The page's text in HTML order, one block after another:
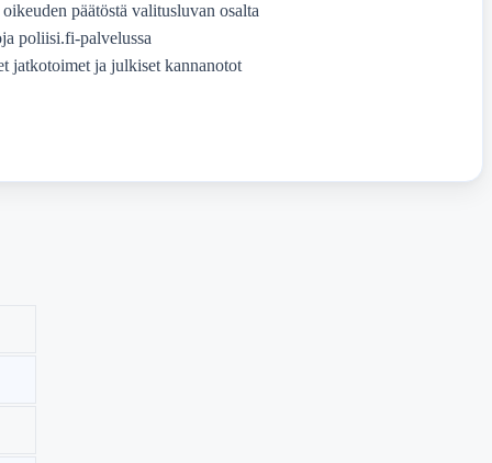
päätöstä valitusluvan osalta
poliisi.fi-palvelussa
jatkotoimet ja julkiset kannanotot